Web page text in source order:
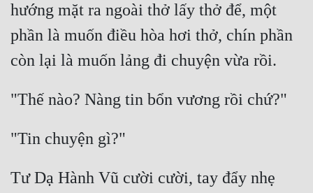
hướng mặt ra ngoài thở lấy thở để, một
phần là muốn điều hòa hơi thở, chín phần
còn lại là muốn lảng đi chuyện vừa rồi.
"Thế nào? Nàng tin bổn vương rồi chứ?"
"Tin chuyện gì?"
Tư Dạ Hành Vũ cười cười, tay đẩy nhẹ